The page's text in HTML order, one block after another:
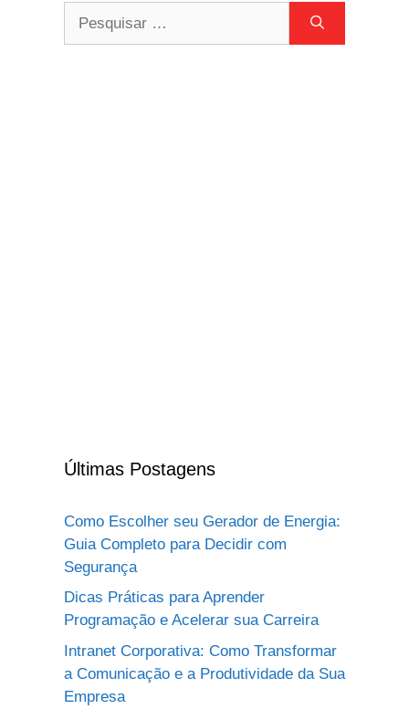
Últimas Postagens
Como Escolher seu Gerador de Energia:
Guia Completo para Decidir com
Segurança
Dicas Práticas para Aprender
Programação e Acelerar sua Carreira
Intranet Corporativa: Como Transformar
a Comunicação e a Produtividade da Sua
Empresa